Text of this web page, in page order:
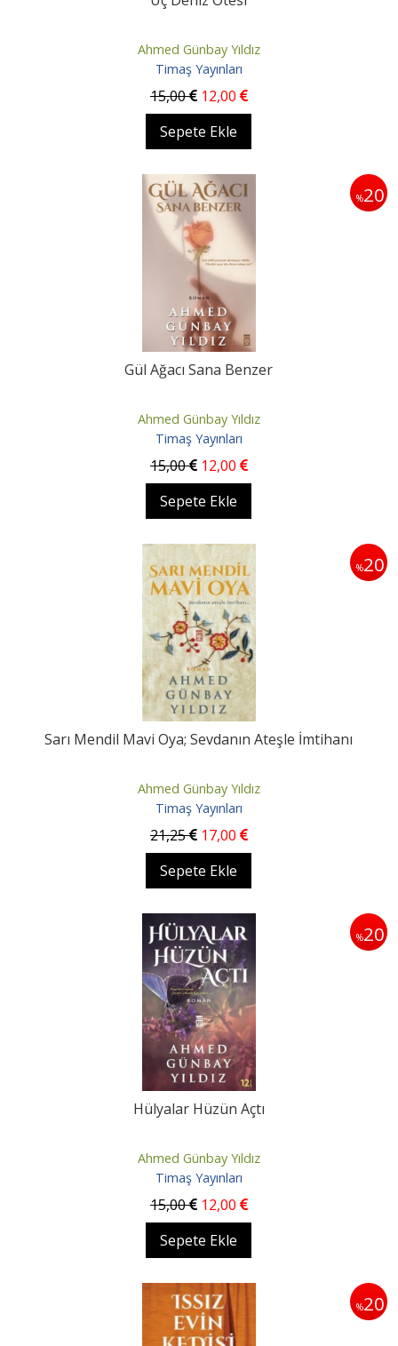
Ahmed Günbay Yıldız
Timaş Yayınları
15,00 12,00
Sepete Ekle
%20
Gül Ağacı Sana Benzer
Ahmed Günbay Yıldız
Timaş Yayınları
15,00 12,00
Sepete Ekle
%20
Sarı Mendil Mavi Oya; Sevdanın Ateşle İmtihanı
Ahmed Günbay Yıldız
Timaş Yayınları
21,25 17,00
Sepete Ekle
%20
Hülyalar Hüzün Açtı
Ahmed Günbay Yıldız
Timaş Yayınları
15,00 12,00
Sepete Ekle
%20